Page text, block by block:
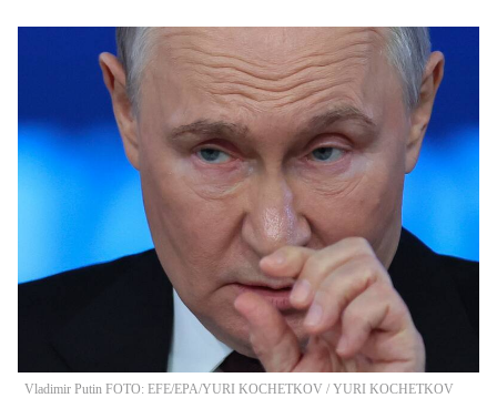
Vladimir Putin FOTO: EFE/EPA/YURI KOCHETKOV / YURI KOCHETKOV